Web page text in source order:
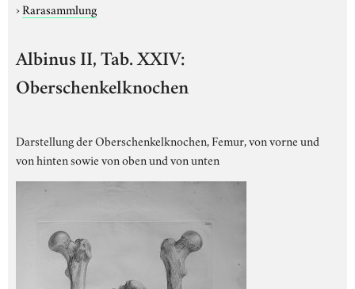
›Rarasammlung
Albinus II, Tab. XXIV:
Oberschenkelknochen
Darstellung der Oberschenkelknochen, Femur, von vorne und
von hinten sowie von oben und von unten